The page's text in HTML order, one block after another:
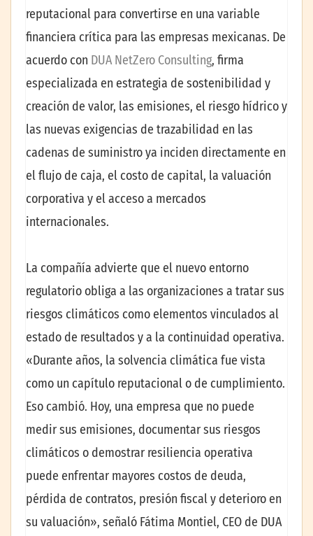
reputacional para convertirse en una variable
financiera crítica para las empresas mexicanas. De
acuerdo con DUA NetZero Consulting, firma
especializada en estrategia de sostenibilidad y
creación de valor, las emisiones, el riesgo hídrico y
las nuevas exigencias de trazabilidad en las
cadenas de suministro ya inciden directamente en
el flujo de caja, el costo de capital, la valuación
corporativa y el acceso a mercados
internacionales.
La compañía advierte que el nuevo entorno
regulatorio obliga a las organizaciones a tratar sus
riesgos climáticos como elementos vinculados al
estado de resultados y a la continuidad operativa.
«Durante años, la solvencia climática fue vista
como un capítulo reputacional o de cumplimiento.
Eso cambió. Hoy, una empresa que no puede
medir sus emisiones, documentar sus riesgos
climáticos o demostrar resiliencia operativa
puede enfrentar mayores costos de deuda,
pérdida de contratos, presión fiscal y deterioro en
su valuación», señaló Fátima Montiel, CEO de DUA